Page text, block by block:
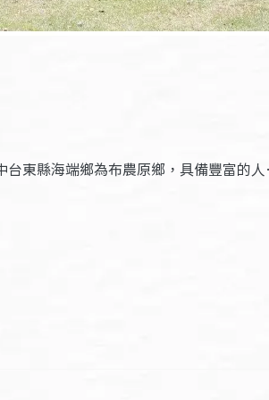
台東縣海端鄉為布農原鄉，具備豐富的